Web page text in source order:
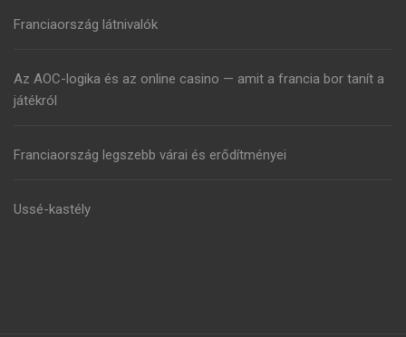
Franciaország látnivalók
Az AOC-logika és az online casino — amit a francia bor tanít a
játékról
Franciaország legszebb várai és erődítményei
Ussé-kastély